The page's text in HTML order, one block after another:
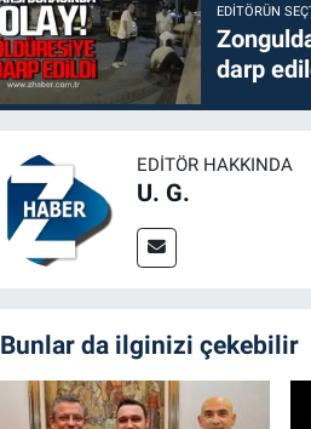
EDITÖRÜN
darp
EDITÖR HAKKINDA
U. G.
Bunlar da ilginizi çekebilir